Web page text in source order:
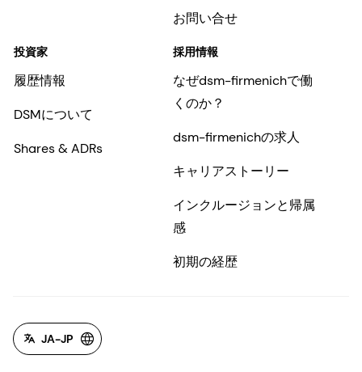
お問い合せ
投資家
履歴情報
DSMについて
Shares & ADRs
採用情報
なぜdsm-firmenichで働
くのか？
dsm-firmenichの求人
キャリアストーリー
インクルージョンと帰属
感
初期の経歴
JA-JP